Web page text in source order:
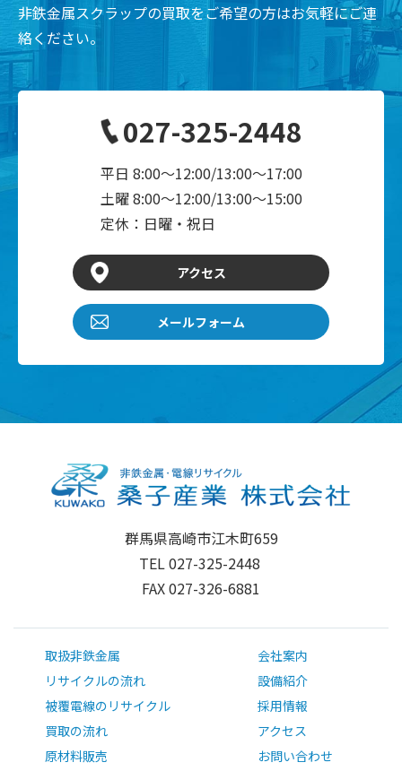
非鉄金属スクラップの買取をご希望の方はお気軽にご連
絡ください。
027-325-2448
平日 8:00～12:00/13:00～17:00
土曜 8:00～12:00/13:00～15:00
定休：日曜・祝日
アクセス
メールフォーム
群馬県高崎市江木町659
TEL 027-325-2448
FAX 027-326-6881
取扱非鉄金属
リサイクルの流れ
被覆電線のリサイクル
買取の流れ
原材料販売
会社案内
設備紹介
採用情報
アクセス
お問い合わせ